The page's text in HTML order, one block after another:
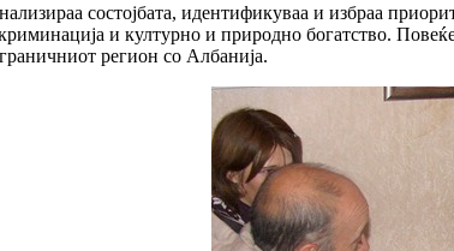
состојбата, идентификуваа и избраа
и културно и природно богатство.
регион со Албанија.